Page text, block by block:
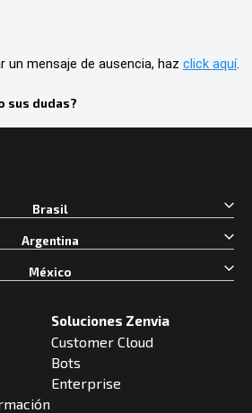
un mensaje de ausencia, haz click aquí.
sus dudas?
Soluciones Zenvia
Customer Cloud
Bots
Enterprise
Brasil
Argentina
México